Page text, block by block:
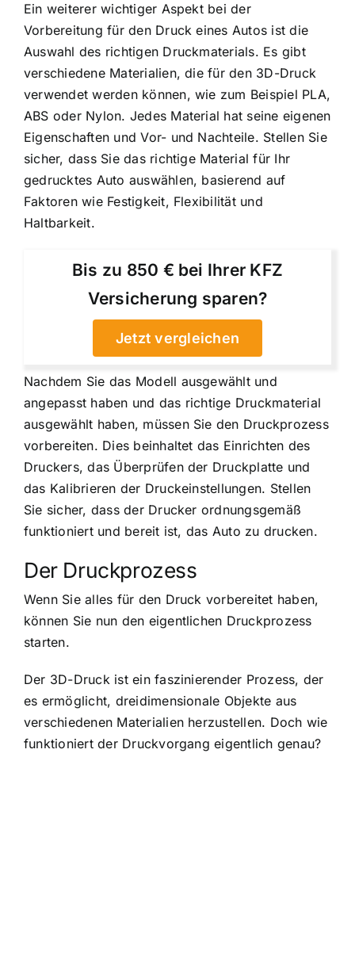
Ein weiterer wichtiger Aspekt bei der
Vorbereitung für den Druck eines Autos ist die
Auswahl des richtigen Druckmaterials. Es gibt
verschiedene Materialien, die für den 3D-Druck
verwendet werden können, wie zum Beispiel PLA,
ABS oder Nylon. Jedes Material hat seine eigenen
Eigenschaften und Vor- und Nachteile. Stellen Sie
sicher, dass Sie das richtige Material für Ihr
gedrucktes Auto auswählen, basierend auf
Faktoren wie Festigkeit, Flexibilität und
Haltbarkeit.
Bis zu 850 € bei Ihrer KFZ
Versicherung sparen?
Jetzt vergleichen
Nachdem Sie das Modell ausgewählt und
angepasst haben und das richtige Druckmaterial
ausgewählt haben, müssen Sie den Druckprozess
vorbereiten. Dies beinhaltet das Einrichten des
Druckers, das Überprüfen der Druckplatte und
das Kalibrieren der Druckeinstellungen. Stellen
Sie sicher, dass der Drucker ordnungsgemäß
funktioniert und bereit ist, das Auto zu drucken.
Der Druckprozess
Wenn Sie alles für den Druck vorbereitet haben,
können Sie nun den eigentlichen Druckprozess
starten.
Der 3D-Druck ist ein faszinierender Prozess, der
es ermöglicht, dreidimensionale Objekte aus
verschiedenen Materialien herzustellen. Doch wie
funktioniert der Druckvorgang eigentlich genau?